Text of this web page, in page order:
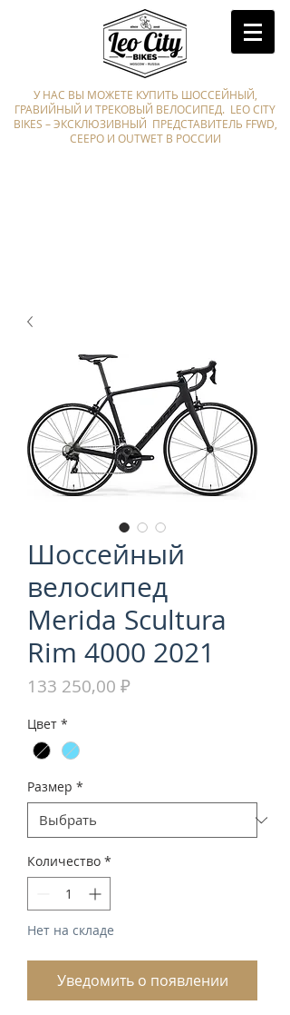
У НАС ВЫ МОЖЕТЕ КУПИТЬ ШОССЕЙНЫЙ,
ГРАВИЙНЫЙ И ТРЕКОВЫЙ ВЕЛОСИПЕД. LEO CITY
BIKES – ЭКСКЛЮЗИВНЫЙ ПРЕДСТАВИТЕЛЬ FFWD,
CEEPO И OUTWET В РОССИИ
Шоссейный
велосипед
Merida Scultura
Rim 4000 2021
133 250,00 ₽Цена
Цвет *
Размер *
Количество *
Нет на складе
Уведомить о появлении